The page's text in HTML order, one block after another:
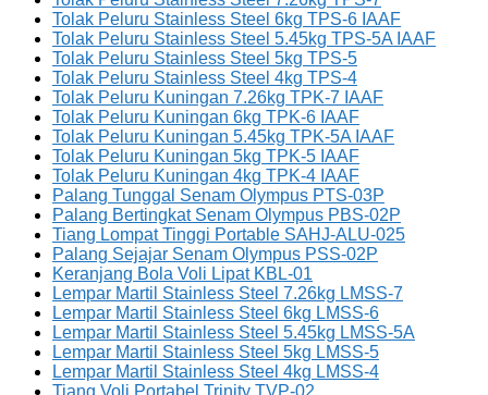
Tolak Peluru Stainless Steel 6kg TPS-6 IAAF
Tolak Peluru Stainless Steel 5.45kg TPS-5A IAAF
Tolak Peluru Stainless Steel 5kg TPS-5
Tolak Peluru Stainless Steel 4kg TPS-4
Tolak Peluru Kuningan 7.26kg TPK-7 IAAF
Tolak Peluru Kuningan 6kg TPK-6 IAAF
Tolak Peluru Kuningan 5.45kg TPK-5A IAAF
Tolak Peluru Kuningan 5kg TPK-5 IAAF
Tolak Peluru Kuningan 4kg TPK-4 IAAF
Palang Tunggal Senam Olympus PTS-03P
Palang Bertingkat Senam Olympus PBS-02P
Tiang Lompat Tinggi Portable SAHJ-ALU-025
Palang Sejajar Senam Olympus PSS-02P
Keranjang Bola Voli Lipat KBL-01
Lempar Martil Stainless Steel 7.26kg LMSS-7
Lempar Martil Stainless Steel 6kg LMSS-6
Lempar Martil Stainless Steel 5.45kg LMSS-5A
Lempar Martil Stainless Steel 5kg LMSS-5
Lempar Martil Stainless Steel 4kg LMSS-4
Tiang Voli Portabel Trinity TVP-02